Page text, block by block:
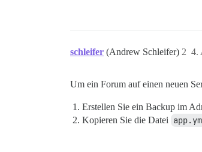
schleifer (Andrew Schleifer) 4.
2
Um ein Forum auf einen neuen
Erstellen Sie ein Backup im
Kopieren Sie die Datei